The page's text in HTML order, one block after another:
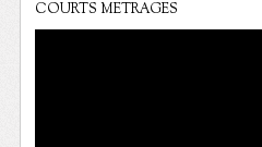
COURTS METRAGES